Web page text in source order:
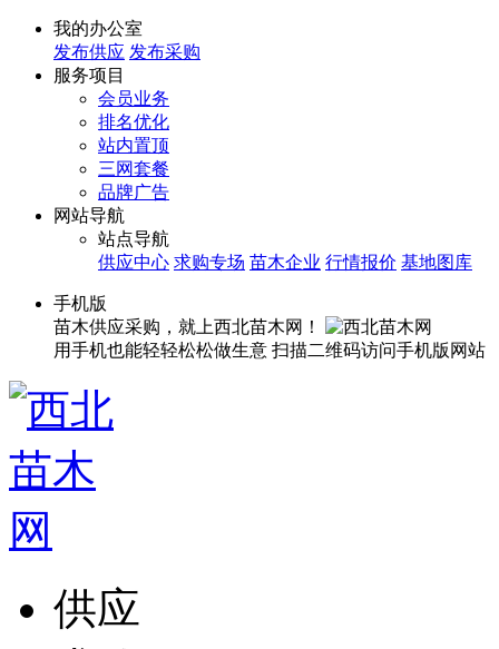
我的办公室
发布供应 发布采购
服务项目
会员业务
排名优化
站内置顶
三网套餐
品牌广告
网站导航
站点导航
供应中心 求购专场 苗木企业 行情报价 基地图库
手机版
苗木供应采购，就上西北苗木网！
用手机也能轻轻松松做生意 扫描二维码访问手机版网站
供应